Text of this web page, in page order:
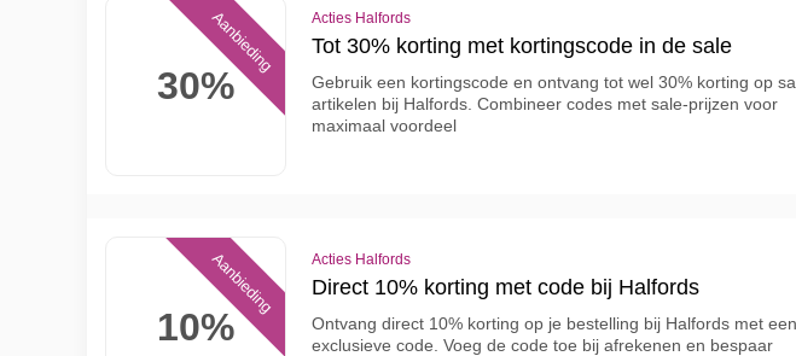
30%
Aanbieding Acties Halfords
Tot 30% korting met kortingscode in de sale
Gebruik een kortingscode en ontvang tot wel 30% korting op
artikelen bij Halfords. Combineer codes met sale-prijzen voor
maximaal voordeel
10%
Aanbieding Acties Halfords
Direct 10% korting met code bij Halfords
Ontvang direct 10% korting op je bestelling bij Halfords met een
exclusieve code. Voeg de code toe bij afrekenen en bespaar